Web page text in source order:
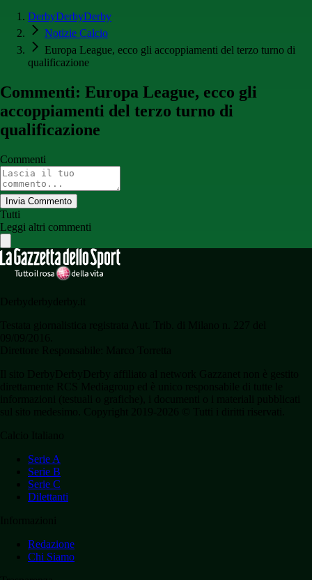
DerbyDerbyDerby
Notizie Calcio
Europa League, ecco gli accoppiamenti del terzo turno di
qualificazione
Commenti: Europa League, ecco gli
accoppiamenti del terzo turno di
qualificazione
Commenti
Invia Commento
Tutti
Leggi altri commenti
Serie A
Serie B
Serie C
Dilettanti
Redazione
Chi Siamo